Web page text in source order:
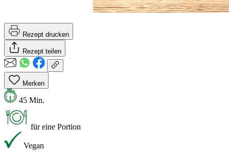
Rezept drucken
Rezept teilen
Merken
45 Min.
für eine Portion
Vegan